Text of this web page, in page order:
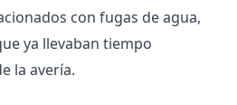
con fugas de agua,
ya llevaban tiempo
la avería.